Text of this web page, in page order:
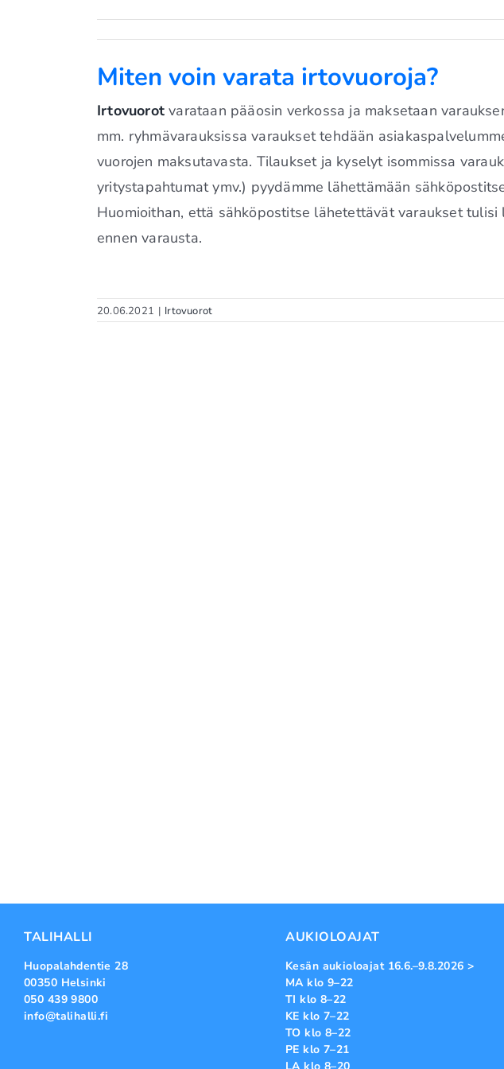
Miten voin varata irtovuoroja?
Irtovuorotvarataan pääosin verkossa ja maksetaan
mm. ryhmävarauksissa varaukset tehdään
vuorojen maksutavasta. Tilaukset ja kyselyt isommissa
yritystapahtumat ymv.) pyydämme lähettämään
Huomioithan, että sähköpostitse lähetettävät varaukset
ennen varausta.
20.06.2021 | Irtovuorot
TALIHALLI
Huopalahdentie 28
00350 Helsinki
050 439 9800
info@talihalli.fi
AUKIOLOAJAT
Kesän aukioloajat 16.6.–9.8.2026 >
MA klo 9–22
TI klo 8–22
KE klo 7–22
TO klo 8–22
PE klo 7–21